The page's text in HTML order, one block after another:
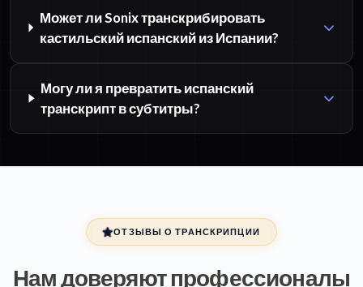
Может ли Sonix транскрибировать
кастильский испанский из Испании?
Могу ли я превратить испанский
транскрипт в субтитры?
ОТЗЫВЫ О ТРАНСКРИПЦИИ
Нам доверяют профессионалы